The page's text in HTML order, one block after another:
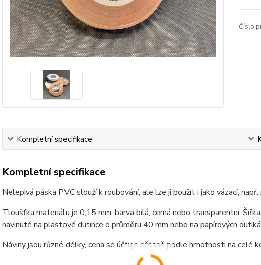
Číslo
Kompletní specifikace
Kompletní specifikace
Nelepivá páska PVC slouží k roubování, ale lze ji použít i jako vázací,
Tloušťka materiálu je 0,15 mm, barva bílá, černá nebo transparentní.
navinuté na plastové dutince o průměru 40 mm nebo na papírových
Náviny jsou různé délky, cena se účtuje přesně podle hmotnosti na celé